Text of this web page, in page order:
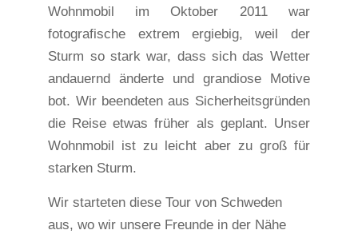
Wohnmobil im Oktober 2011 war
fotografische extrem ergiebig, weil der
Sturm so stark war, dass sich das Wetter
andauernd änderte und grandiose Motive
bot. Wir beendeten aus Sicherheitsgründen
die Reise etwas früher als geplant. Unser
Wohnmobil ist zu leicht aber zu groß für
starken Sturm.
Wir starteten diese Tour von Schweden
aus, wo wir unsere Freunde in der Nähe